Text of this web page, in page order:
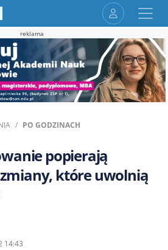
reklama
PO GODZINACH
popierają
które uwolnią
14:43